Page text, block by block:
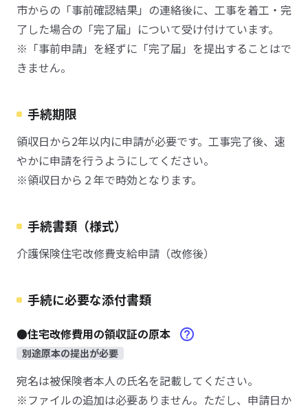
市からの「事前確認結果」の連絡後に、工事を着工・完
了した場合の「完了届」について受け付けています。
※「事前申請」を経ずに「完了届」を提出することはで
きません。
手続期限
領収日から2年以内に申請が必要です。工事完了後、速
やかに申請を行うようにしてください。
※領収日から２年で時効となります。
手続書類（様式）
介護保険住宅改修費支給申請（改修後）
手続に必要な添付書類
●住宅改修費用の領収証の原本
別途原本の提出が必要
宛名は被保険者本人の氏名を記載してください。
※ファイルの追加は必要ありません。ただし、申請日か